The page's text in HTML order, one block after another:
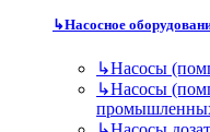
↳Насосное
↳Насосы
↳Насосы